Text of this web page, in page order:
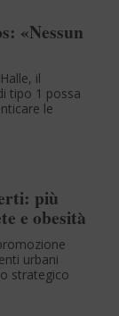
«Nessun
il
tipo 1 possa
le
più
e obesità
urbani
strategico